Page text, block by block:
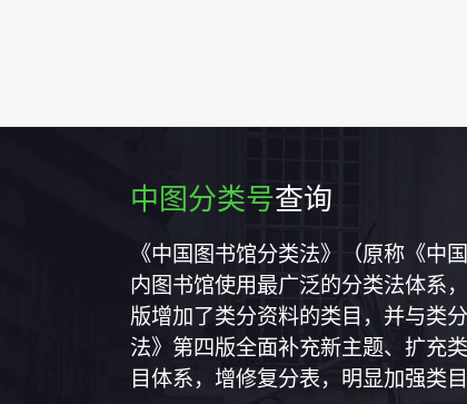
中图分类号查询
《中国图书馆分类法》（原称《中
内图书馆使用最广泛的分类法体系
版增加了类分资料的类目，并与类
法》第四版全面补充新主题、扩充
目体系，增修复分表，明显加强类